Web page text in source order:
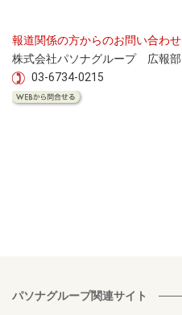
報道関係の方からのお問い合わせ
株式会社パソナグループ 広報部
03-6734-0215
パソナグループ関連サイト